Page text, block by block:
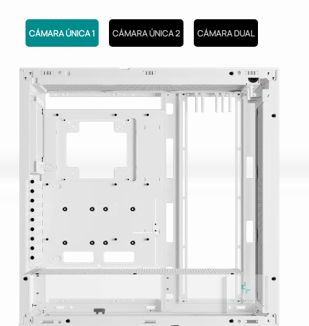
CÁMARA ÚNICA 1 CÁMARA ÚNICA 2 CÁMARA DUAL